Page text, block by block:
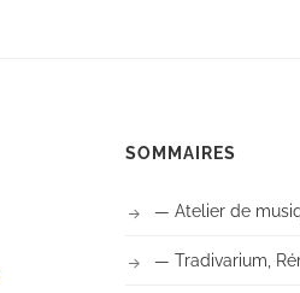
SOMMAIRES
— Atelier de
— Tradivarium,